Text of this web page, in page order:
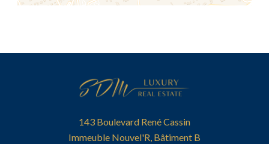
143 Boulevard René Cassin
Immeuble Nouvel'R, Bâtiment B